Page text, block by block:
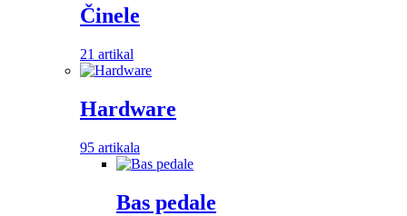
Činele
21 artikal
Hardware
95 artikala
Bas pedale